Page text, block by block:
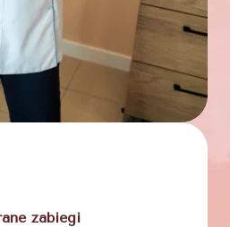
zabiegi